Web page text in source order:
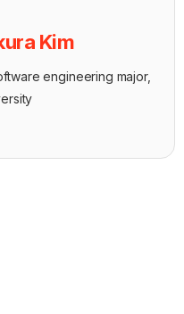
Kim
engineering major,